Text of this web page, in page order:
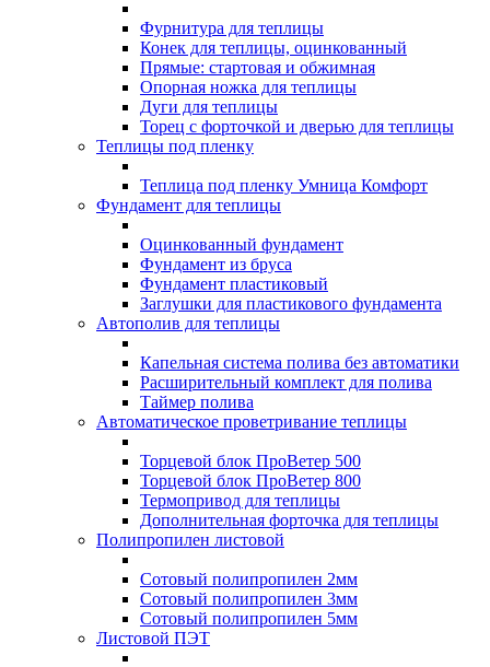
Фурнитура для теплицы
Конек для теплицы, оцинкованный
Прямые: стартовая и обжимная
Опорная ножка для теплицы
Дуги для теплицы
Торец с форточкой и дверью для теплицы
Теплицы под пленку
Теплица под пленку Умница Комфорт
Фундамент для теплицы
Оцинкованный фундамент
Фундамент из бруса
Фундамент пластиковый
Заглушки для пластикового фундамента
Автополив для теплицы
Капельная система полива без автоматики
Расширительный комплект для полива
Таймер полива
Автоматическое проветривание теплицы
Торцевой блок ПроВетер 500
Торцевой блок ПроВетер 800
Термопривод для теплицы
Дополнительная форточка для теплицы
Полипропилен листовой
Сотовый полипропилен 2мм
Сотовый полипропилен 3мм
Сотовый полипропилен 5мм
Листовой ПЭТ